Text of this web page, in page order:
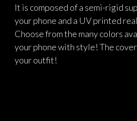
It is composed of a semi-rigid
your phone and a UV printed
Choose from the many colors
your phone with style!The
your outfit!